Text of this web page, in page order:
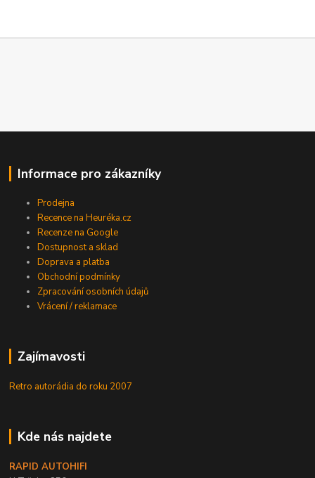
Informace pro zákazníky
Prodejna
Recence na Heuréka.cz
Recenze na Google
Dostupnost a sklad
Doprava a platba
Obchodní podmínky
Zpracování osobních údajů
Vrácení / reklamace
Zajímavosti
Retro autorádia do roku 2007
Kde nás najdete
RAPID AUTOHIFI